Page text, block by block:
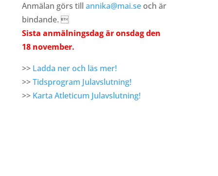
Anmälan görs till annika@mai.seoch är
bindande. 
Sista anmälningsdag är onsdag den
18 november.
>> Ladda ner och läs mer!
>>Tidsprogram Julavslutning!
>> Karta Atleticum Julavslutning!